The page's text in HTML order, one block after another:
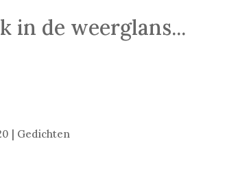
in de weerglans...
| Gedichten